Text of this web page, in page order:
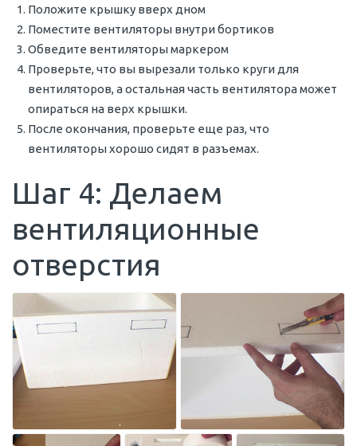
Положите крышку вверх дном
Поместите вентиляторы внутри бортиков
Обведите вентиляторы маркером
Проверьте, что вы вырезали только круги для
вентиляторов, а остальная часть вентилятора может
опираться на верх крышки.
После окончания, проверьте еще раз, что
вентиляторы хорошо сидят в разъемах.
Шаг 4: Делаем
вентиляционные
отверстия